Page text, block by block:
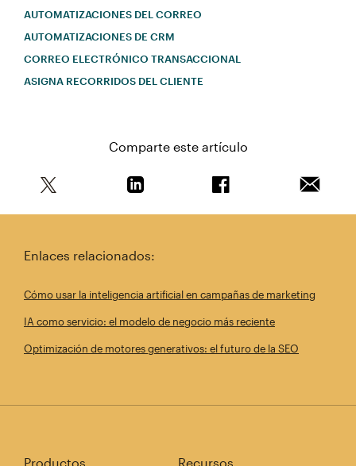
AUTOMATIZACIONES DEL CORREO
AUTOMATIZACIONES DE CRM
CORREO ELECTRÓNICO TRANSACCIONAL
ASIGNA RECORRIDOS DEL CLIENTE
Comparte este artículo
Enlaces relacionados:
Cómo usar la inteligencia artificial en campañas de marketing
IA como servicio: el modelo de negocio más reciente
Optimización de motores generativos: el futuro de la SEO
Productos Recursos